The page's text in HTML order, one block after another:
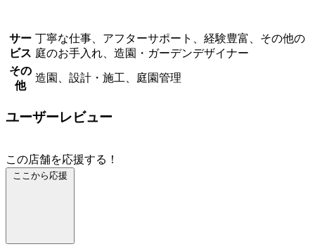
サー
ビス
丁寧な仕事、アフターサポート、経験豊富、その他の
庭のお手入れ、造園・ガーデンデザイナー
その
他
造園、設計・施工、庭園管理
ユーザーレビュー
この店舗を応援する！
ここから応援